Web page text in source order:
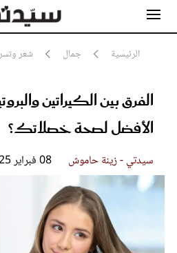
الرئيسية جمال شعر
الفرق بين الكيراتين
الأفضل لصحة خصلاتك؟
سيدتي - زينة حاموش 08 فبراير 2025
مشاهير
جمال
سيدتي وطفلك
لايف ستايل
بلس+
مطبخ سيدتي